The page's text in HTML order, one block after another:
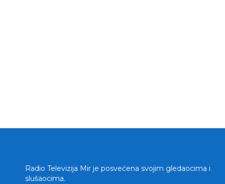
Radio Televizija Mir je posvećena svojim gledaocima i
slušaocima.